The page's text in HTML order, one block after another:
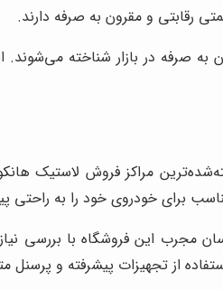
رقابتی و مقرون به صرفه دارند.
صرفه در بازار شناخته می‌شوند.
مراکز فروش لاستیک
برای خودروی خود را به راحتی
مجرب این فروشگاه با بررسی
از تجهیزات پیشرفته و